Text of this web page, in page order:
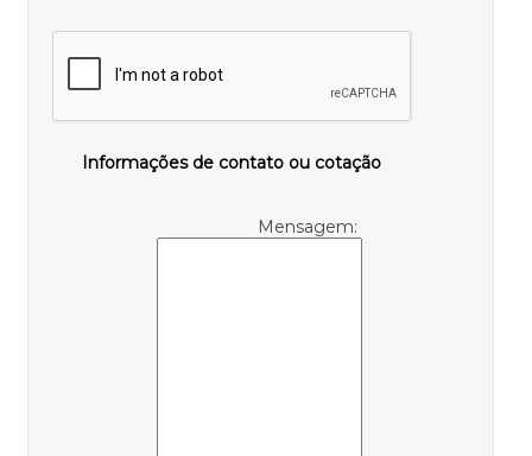
Informações de contato ou cotação
Mensagem: